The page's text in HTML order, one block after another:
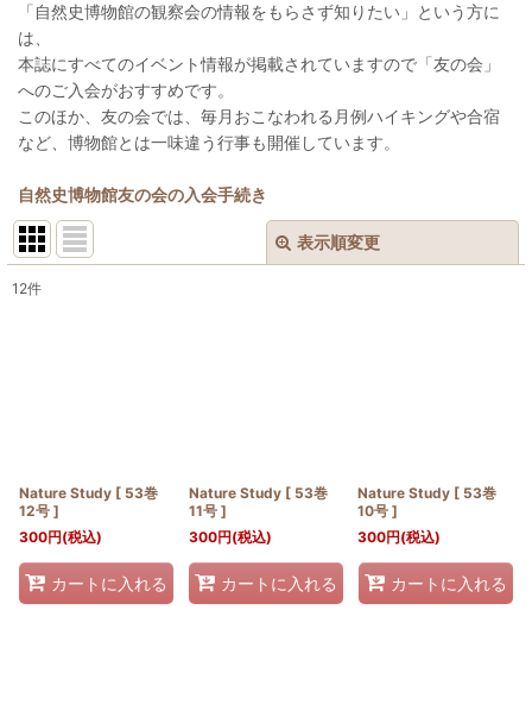
「自然史博物館の観察会の情報をもらさず知りたい」という方に
は、
本誌にすべてのイベント情報が掲載されていますので「友の会」
へのご入会がおすすめです。
このほか、友の会では、毎月おこなわれる月例ハイキングや合宿
など、博物館とは一味違う行事も開催しています。
自然史博物館友の会の入会手続き
表示順変更
12件
Nature Study [ 53巻
12号 ]
300円(税込)
カートに入れる
Nature Study [ 53巻
11号 ]
300円(税込)
カートに入れる
Nature Study [ 53巻
10号 ]
300円(税込)
カートに入れる